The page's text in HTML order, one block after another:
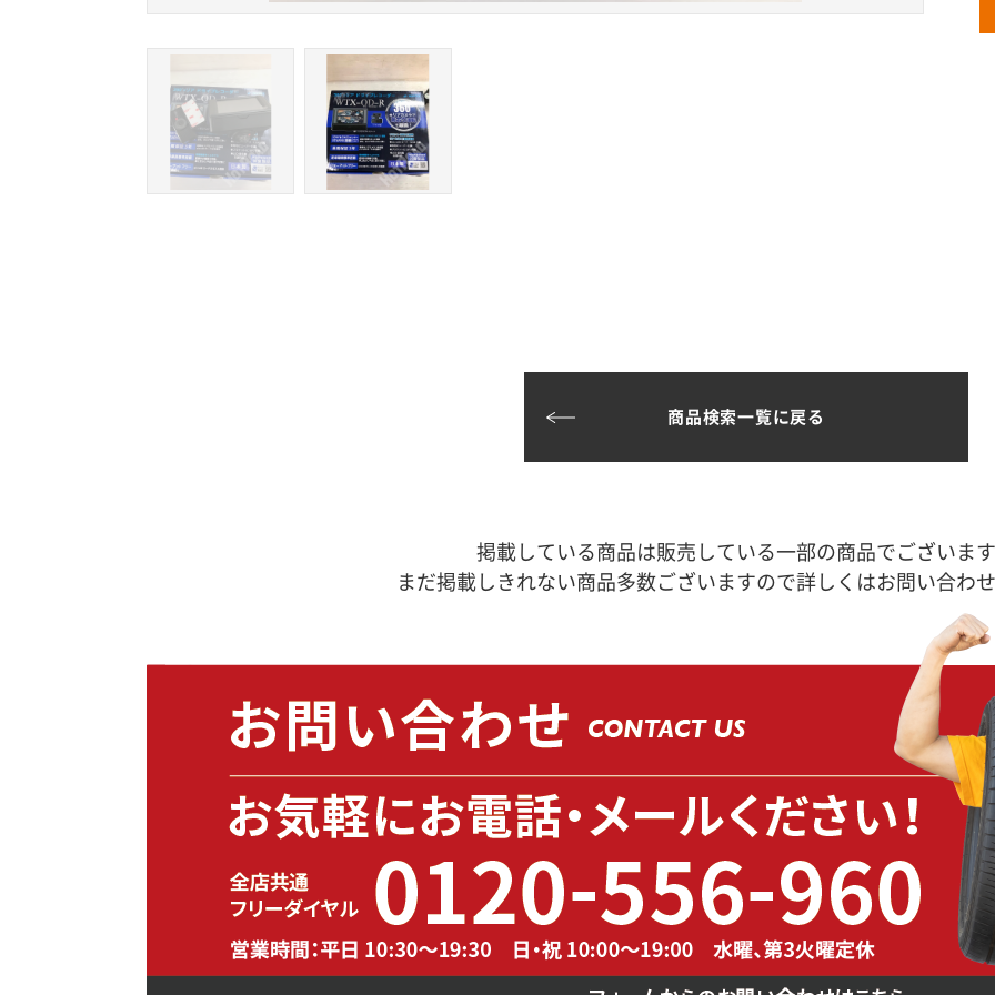
商品検索一覧に戻る
掲載している商品は販売している一部の商品でございます
まだ掲載しきれない商品多数ございますので詳しくはお問い合わせ